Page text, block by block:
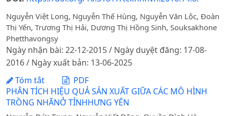
Nguyễn Việt Long, Nguyễn Thế Hùng, Nguyễn Văn Lộc, Đoàn
Thị Yến, Trương Thị Hải, Dương Thị Hồng Sinh, Souksakhone
Phetthavongsy
Ngày nhận bài: 22-12-2015 / Ngày duyệt đăng: 17-08-
2016 / Ngày xuất bản: 13-06-2025
Tóm tắt
PDF
PHÂN TÍCH HIỆU QUẢ SẢN XUẤT GIỮA CÁC MÔ HÌNH
TRỒNG NHÃNỞ TỈNHHƯNG YÊN